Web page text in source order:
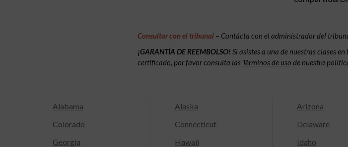
Consultar con el tribunal – Contácta con el administrador del
¡GARANTÍA DE REEMBOLSO! Si asistes a una de nuestras clases
certificado, por favor consulta las Términos de uso de nuestra
Alabama Alaska Arizona
Colorado
Connecticut Delaware
Georgia
Hawaii Idaho